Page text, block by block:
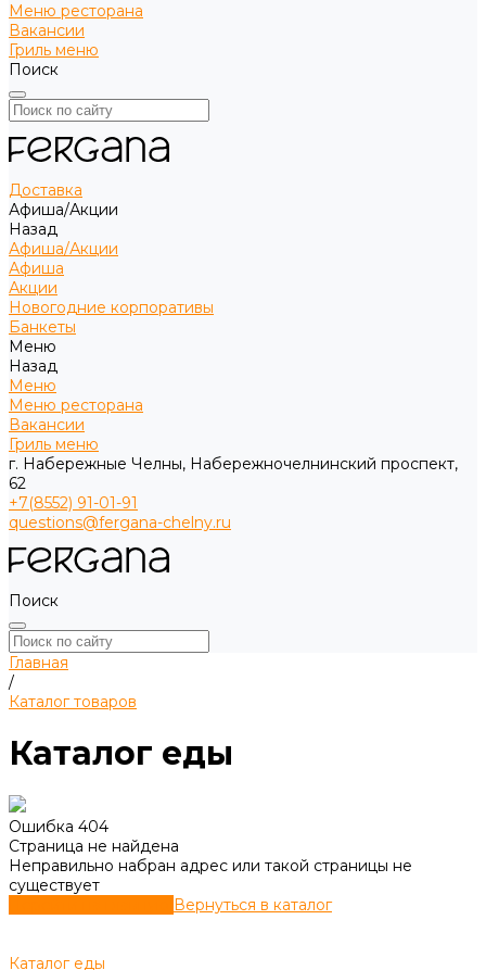
Меню ресторана
Вакансии
Гриль меню
Поиск
Доставка
Афиша/Акции
Назад
Афиша/Акции
Афиша
Акции
Новогодние корпоративы
Банкеты
Меню
Назад
Меню
Меню ресторана
Вакансии
Гриль меню
г. Набережные Челны, Набережночелнинский проспект,
62
+7(8552) 91-01-91
questions@fergana-chelny.ru
Поиск
Главная
/
Каталог товаров
Каталог еды
Ошибка 404
Страница не найдена
Неправильно набран адрес или такой страницы не
существует
Вернуться в каталог
Каталог еды